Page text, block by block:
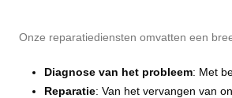
Onze reparatiediensten omvatten een
Diagnose van het probleem: Met
Reparatie: Van het vervangen van